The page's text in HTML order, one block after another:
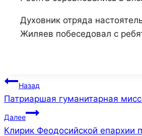
Духовник отряда
Жиляев побеседовал с
Навигация
по
записям
Назад
Патриаршая гуманитарная
Далее
Клирик Феодосийской епархии